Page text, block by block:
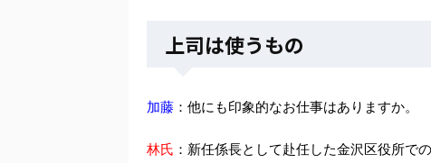
上司は使うもの
加藤 ：他にも印象的なお仕事はありますか。
林氏 ：新任係長として赴任した金沢区役所で